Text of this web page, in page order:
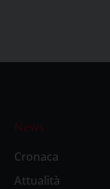
News
Cronaca
Attualità